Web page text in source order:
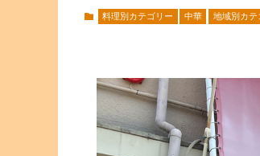
料理別カテゴリー 中華 地域別カテ